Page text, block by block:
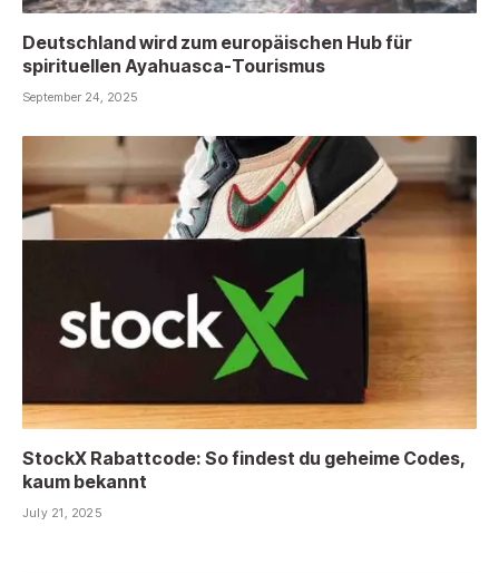
Deutschland wird zum europäischen Hub für
spirituellen Ayahuasca-Tourismus
September 24, 2025
StockX Rabattcode: So findest du geheime Codes,
kaum bekannt
July 21, 2025